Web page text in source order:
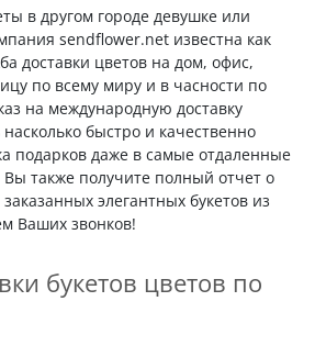
в другом городе девушке или
sendflower.net известна как
доставки цветов на дом, офис,
по всему миру и в часности по
на международную доставку
быстро и качественно
подарков даже в самые отдаленные
также получите полный отчет о
элегантных букетов из
Ваших звонков!
букетов цветов по